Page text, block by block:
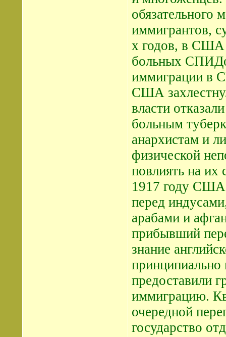
обязательного
иммигрантов,
х годов, в США
больных
иммиграции в
США
власти
больным
анархистам и
физической
повлиять на их
1917 году США
перед
арабами и
прибывший
знание
предоставили
иммиграцию.
очередной
государство